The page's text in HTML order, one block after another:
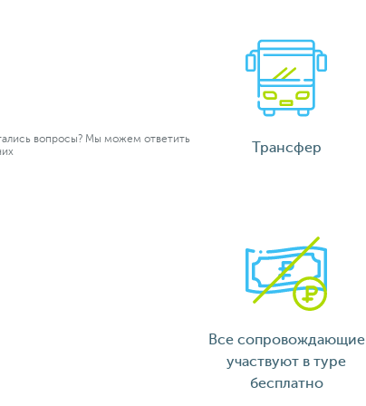
вопросы? Мы можем ответить
Трансфер
Все сопровождающие
участвуют в туре
бесплатно